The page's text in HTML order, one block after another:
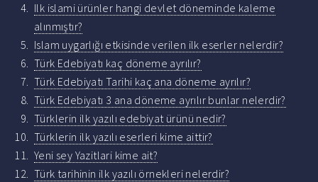
Ilk islami ürünler hangi devlet döneminde kaleme
alınmıştır?
Islam uygarlığı etkisinde verilen ilk eserler nelerdir?
Türk Edebiyatı kaç döneme ayrılır?
Türk Edebiyatı Tarihi kaç ana döneme ayrılır?
Türk Edebiyatı 3 ana döneme ayrılır bunlar nelerdir?
Türklerin ilk yazılı edebiyat ürünü nedir?
Türklerin ilk yazılı eserleri kime aittir?
Yeni sey Yazitlari kime ait?
Türk tarihinin ilk yazılı örnekleri nelerdir?